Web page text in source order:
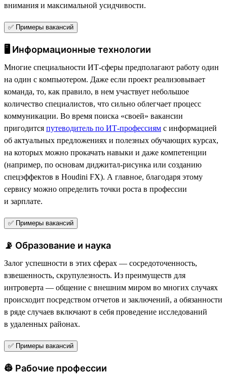
внимания и максимальной усидчивости.
✅ Примеры вакансий
🖥 Информационные технологии
Многие специальности ИТ-сферы предполагают работу один
на один с компьютером. Даже если проект реализовывает
команда, то, как правило, в нем участвует небольшое
количество специалистов, что сильно облегчает процесс
коммуникации. Во время поиска «своей» вакансии
пригодится путеводитель по ИТ-профессиям с информацией
об актуальных предложениях и полезных обучающих курсах,
на которых можно прокачать навыки и даже компетенции
(например, по основам диджитал-рисунка или созданию
спецэффектов в Houdini FX). А главное, благодаря этому
сервису можно определить точки роста в профессии
и зарплате.
✅ Примеры вакансий
📡 Образование и наука
Залог успешности в этих сферах — сосредоточенность,
взвешенность, скрупулезность. Из преимуществ для
интроверта — общение с внешним миром во многих случаях
происходит посредством отчетов и заключений, а обязанности
в ряде случаев включают в себя проведение исследований
в удаленных районах.
✅ Примеры вакансий
👷 Рабочие профессии